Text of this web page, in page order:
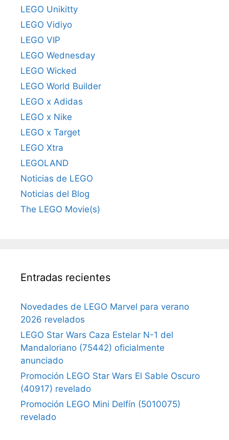
LEGO Unikitty
LEGO Vidiyo
LEGO VIP
LEGO Wednesday
LEGO Wicked
LEGO World Builder
LEGO x Adidas
LEGO x Nike
LEGO x Target
LEGO Xtra
LEGOLAND
Noticias de LEGO
Noticias del Blog
The LEGO Movie(s)
Entradas recientes
Novedades de LEGO Marvel para verano
2026 revelados
LEGO Star Wars Caza Estelar N-1 del
Mandaloriano (75442) oficialmente
anunciado
Promoción LEGO Star Wars El Sable Oscuro
(40917) revelado
Promoción LEGO Mini Delfín (5010075)
revelado